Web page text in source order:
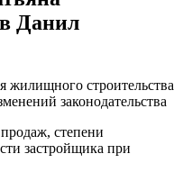
Данил
жилищного строительства
законодательства
степени
застройщика при